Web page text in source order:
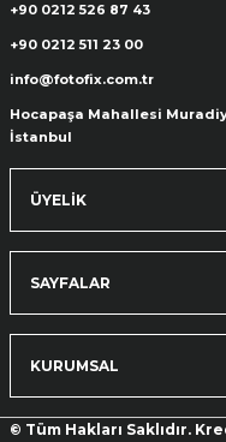
+90 0212 526 87 43
+90 0212 511 23 00
info@fotofix.com.tr
Hocapaşa Mahallesi
İstanbul
ÜYELİK
SAYFALAR
KURUMSAL
© Tüm Hakları Saklıdır.